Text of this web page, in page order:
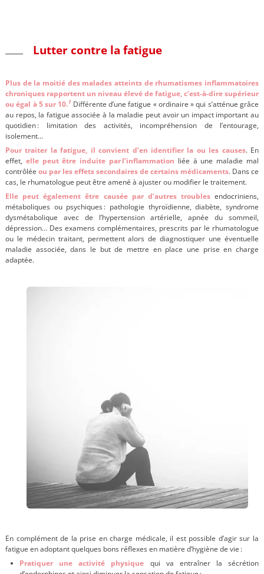
Lutter contre la fatigue
Plus de la moitié des malades atteints de rhumatismes inflammatoires
chroniques rapportent un niveau élevé de fatigue, c’est-à-dire supérieur
ou égal à 5 sur 10.1 Différente d’une fatigue « ordinaire » qui s’atténue grâce
au repos, la fatigue associée à la maladie peut avoir un impact important au
quotidien : limitation des activités, incompréhension de l’entourage,
isolement…
Pour traiter la fatigue, il convient d’en identifier la ou les causes. En
effet, elle peut être induite par l’inflammation liée à une maladie mal
contrôlée ou par les effets secondaires de certains médicaments. Dans ce
cas, le rhumatologue peut être amené à ajuster ou modifier le traitement.
Elle peut également être causée par d’autres troublesendocriniens,
métaboliques ou psychiques : pathologie thyroïdienne, diabète, syndrome
dysmétabolique avec de l’hypertension artérielle, apnée du sommeil,
dépression… Des examens complémentaires, prescrits par le rhumatologue
ou le médecin traitant, permettent alors de diagnostiquer une éventuelle
maladie associée, dans le but de mettre en place une prise en charge
adaptée.
En complément de la prise en charge médicale, il est possible d’agir sur la
fatigue en adoptant quelques bons réflexes en matière d’hygiène de vie :
Pratiquer une activité physique qui va entraîner la sécrétion